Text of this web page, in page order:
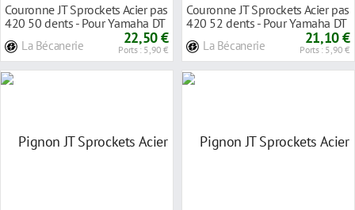
Couronne JT Sprockets Acier pas
420 50 dents - Pour Yamaha DT
La Bécanerie 22,50 €
Ports : 5,90 €
Couronne JT Sprockets Acier pas
420 52 dents - Pour Yamaha DT
La Bécanerie 21,10 €
Ports : 5,90 €